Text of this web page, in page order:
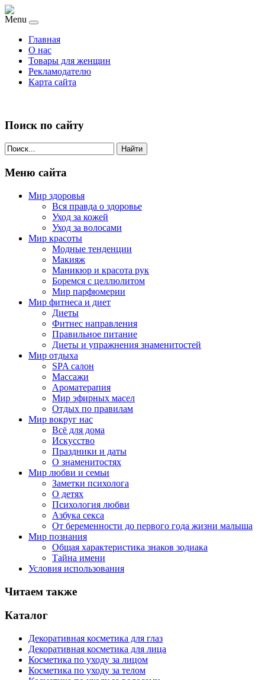
Menu
Главная
О нас
Товары для женщин
Рекламодателю
Карта сайта
Поиск по сайту
Найти
Меню сайта
Мир здоровья
Вся правда о здоровье
Уход за кожей
Уход за волосами
Мир красоты
Модные тенденции
Макияж
Маникюр и красота рук
Боремся с целлюлитом
Мир парфюмерии
Мир фитнеса и диет
Диеты
Фитнес направления
Правильное питание
Диеты и упражнения знаменитостей
Мир отдыха
SPA салон
Массажи
Ароматерапия
Мир эфирных масел
Отдых по правилам
Мир вокруг нас
Всё для дома
Искусство
Праздники и даты
О знаменитостях
Мир любви и семьи
Заметки психолога
О детях
Психология любви
Азбука секса
От беременности до первого года жизни малыша
Мир познания
Общая характеристика знаков зодиака
Тайна имени
Условия использования
Читаем также
Каталог
Декоративная косметика для глаз
Декоративная косметика для лица
Косметика по уходу за лицом
Косметика по уходу за телом